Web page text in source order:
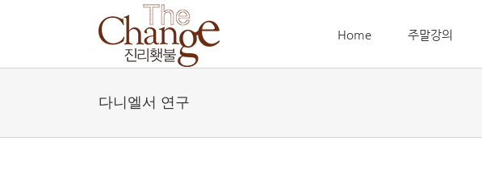
Home 주말강의
다니엘서 연구